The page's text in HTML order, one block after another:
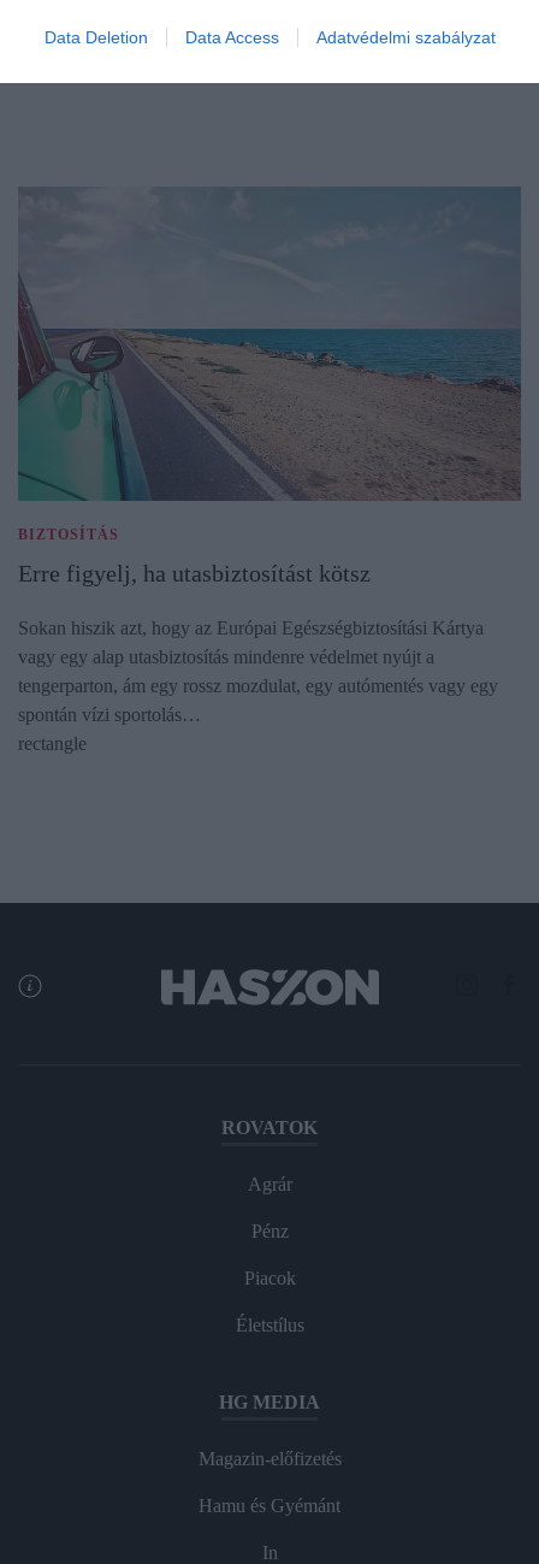
Data Deletion Data Access Adatvédelmi szabályzat
BIZTOSÍTÁS
Erre figyelj, ha utasbiztosítást kötsz
Sokan hiszik azt, hogy az Európai Egészségbiztosítási Kártya
vagy egy alap utasbiztosítás mindenre védelmet nyújt a
tengerparton, ám egy rossz mozdulat, egy autómentés vagy egy
spontán vízi sportolás…
rectangle
ROVATOK
Agrár
Pénz
Piacok
Életstílus
HG MEDIA
Magazin-előfizetés
Hamu és Gyémánt
In